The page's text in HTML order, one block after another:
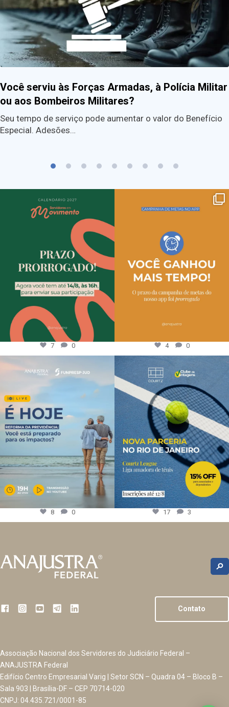
Você serviu às Forças Armadas, à Polícia Militar
ou aos Bombeiros Militares?
Seu tempo de serviço pode aumentar o valor do Benefício
Especial. Adesões…
7 0 4 0
8 0 17 3
Contato
Associação Nacional dos Servidores do Judiciário Federal –
ANAJUSTRA Federal
Edifício Centro Empresarial Varig | Setor SCN – Quadra 04 – Bloco B –
Sala 903 | Brasília-DF – CEP 70714-020
CNPJ: 04.435.721/0001-85